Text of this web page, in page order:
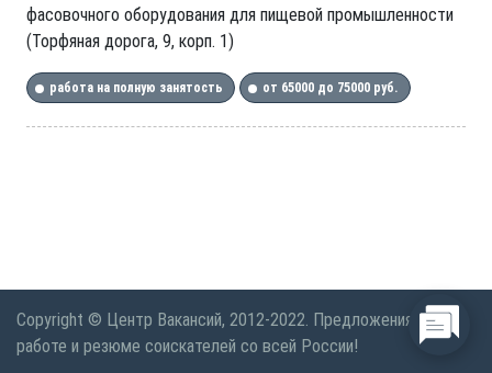
фасовочного оборудования для пищевой промышленности
(Торфяная дорога, 9, корп. 1)
работа на полную занятость от 65000 до 75000 руб.
Copyright © Центр Вакансий, 2012-2022. Предложения по
работе и резюме соискателей со всей России!